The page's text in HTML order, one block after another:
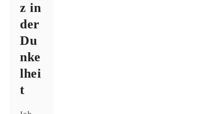
z in
der
Du
nke
lhei
t